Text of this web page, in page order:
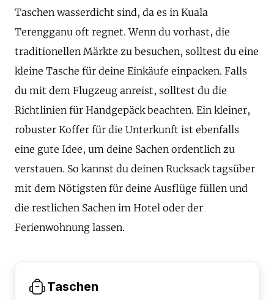
Taschen wasserdicht sind, da es in Kuala
Terengganu oft regnet. Wenn du vorhast, die
traditionellen Märkte zu besuchen, solltest du eine
kleine Tasche für deine Einkäufe einpacken. Falls
du mit dem Flugzeug anreist, solltest du die
Richtlinien für Handgepäck beachten. Ein kleiner,
robuster Koffer für die Unterkunft ist ebenfalls
eine gute Idee, um deine Sachen ordentlich zu
verstauen. So kannst du deinen Rucksack tagsüber
mit dem Nötigsten für deine Ausflüge füllen und
die restlichen Sachen im Hotel oder der
Ferienwohnung lassen.
Taschen